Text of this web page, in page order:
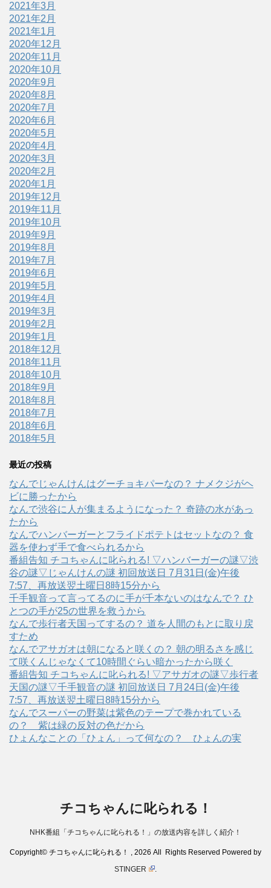
2021年3月
2021年2月
2021年1月
2020年12月
2020年11月
2020年10月
2020年9月
2020年8月
2020年7月
2020年6月
2020年5月
2020年4月
2020年3月
2020年2月
2020年1月
2019年12月
2019年11月
2019年10月
2019年9月
2019年8月
2019年7月
2019年6月
2019年5月
2019年4月
2019年3月
2019年2月
2019年1月
2018年12月
2018年11月
2018年10月
2018年9月
2018年8月
2018年7月
2018年6月
2018年5月
最近の投稿
なんでじゃんけんはグーチョキパーなの？ ナメクジがヘ
ビに勝ったから
なんで渋谷に人が集まるようになった？ 奇跡の水があっ
たから
なんでハンバーガーとフライドポテトはセットなの？ 食
器を使わず手で食べられるから
番組告知 チコちゃんに叱られる! ▽ハンバーガーの謎▽渋
谷の謎▽じゃんけんの謎 初回放送日 7月31日(金)午後
7:57、再放送翌土曜日8時15分から
千手観音って言ってるのに手が千本ないのはなんで？ ひ
とつの手が25の世界を救うから
なんで歩行者天国ってするの？ 道を人間のもとに取り戻
すため
なんでアサガオは朝になると咲くの？ 朝の明るさを感じ
て咲くんじゃなくて10時間ぐらい暗かったから咲く
番組告知 チコちゃんに叱られる! ▽アサガオの謎▽歩行者
天国の謎▽千手観音の謎 初回放送日 7月24日(金)午後
7:57、再放送翌土曜日8時15分から
なんでスーパーの野菜は紫色のテープで巻かれている
の？ 紫は緑の反対の色だから
ひょんなことの「ひょん」って何なの？ ひょんの実
チコちゃんに叱られる！
NHK番組「チコちゃんに叱られる！」の放送内容を詳しく紹介！
Copyright© チコちゃんに叱られる！ , 2026 All Rights Reserved Powered by
STINGER
.